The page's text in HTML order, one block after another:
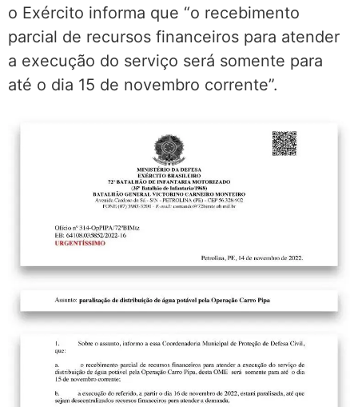
o Exército informa que “o recebimento
parcial de recursos financeiros para atender
a execução do serviço será somente para
até o dia 15 de novembro corrente”.